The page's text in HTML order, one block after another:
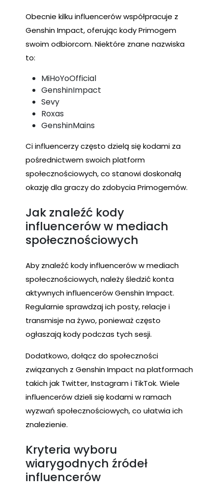
Obecnie kilku influencerów współpracuje z
Genshin Impact, oferując kody Primogem
swoim odbiorcom. Niektóre znane nazwiska
to:
MiHoYoOfficial
GenshinImpact
Sevy
Roxas
GenshinMains
Ci influencerzy często dzielą się kodami za
pośrednictwem swoich platform
społecznościowych, co stanowi doskonałą
okazję dla graczy do zdobycia Primogemów.
Jak znaleźć kody
influencerów w mediach
społecznościowych
Aby znaleźć kody influencerów w mediach
społecznościowych, należy śledzić konta
aktywnych influencerów Genshin Impact.
Regularnie sprawdzaj ich posty, relacje i
transmisje na żywo, ponieważ często
ogłaszają kody podczas tych sesji.
Dodatkowo, dołącz do społeczności
związanych z Genshin Impact na platformach
takich jak Twitter, Instagram i TikTok. Wiele
influencerów dzieli się kodami w ramach
wyzwań społecznościowych, co ułatwia ich
znalezienie.
Kryteria wyboru
wiarygodnych źródeł
influencerów